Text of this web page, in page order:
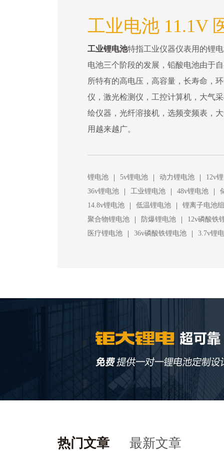
工业电池 11.1V
工业锂电池特指工业仪器仪表用的锂
电池三个阶段的发展，铅酸电池由于
所特有的高电压，高容量，长寿命，
仪，激光检测仪，工控计算机，大气
绘仪器，光纤溶接机，选频变频表，
用越来越广。
锂电池 | 5v锂电池 | 动力锂电池 |
12v
36v锂电池
| 工业锂电池 | 48v锂电池 |
14.8v锂电池
| 低温锂电池 |
锂离子电池组
聚合物锂电池
| 防爆锂电池 |
12v磷酸铁
医疗锂电池
| 36v磷酸铁锂电池 | 3.7v锂
热门文章 最新文章